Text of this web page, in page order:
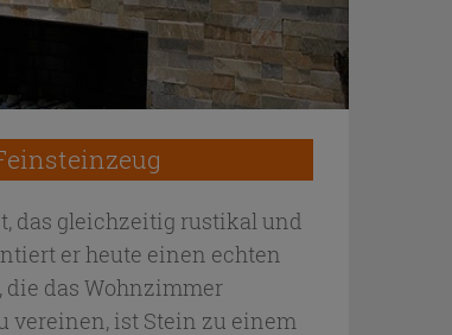
das gleichzeitig rustikal und
er heute einen echten
das Wohnzimmer
vereinen, ist Stein zu einem